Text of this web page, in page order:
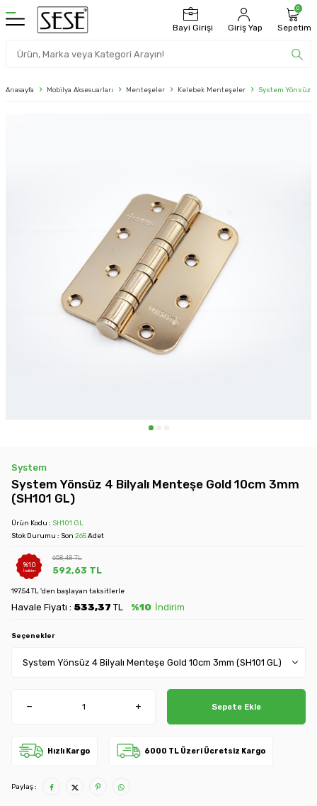
Bayi Girişi Giriş Yap
0
Sepetim
Anasayfa Mobilya Aksesuarları Menteşeler Kelebek Menteşeler System Yönsüz 4
System
System Yönsüz 4 Bilyalı Menteşe Gold 10cm 3mm
(SH101 GL)
Ürün Kodu : SH101 GL
Stok Durumu : Son 265Adet
%10
İndirim
658,48TL
592,63 TL
197.54 TL 'den başlayan taksitlerle
Havale Fiyatı : 533,37 TL %10 İndirim
Seçenekler
Sepete Ekle
Hızlı Kargo 6000 TL Üzeri Ücretsiz Kargo
Paylaş :